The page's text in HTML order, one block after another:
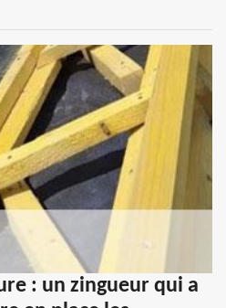
: un zingueur qui a